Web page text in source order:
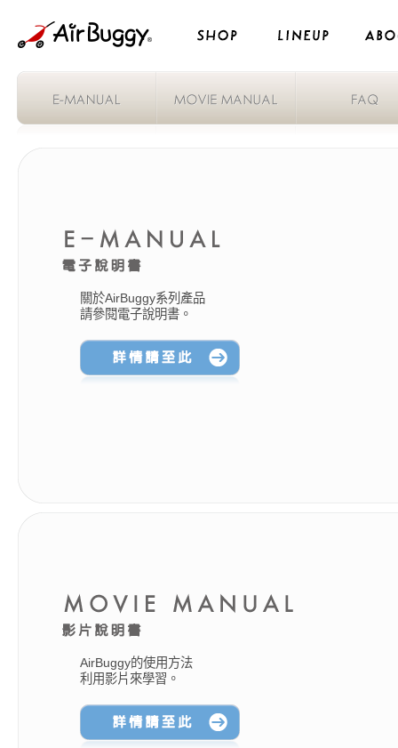
關於AirBuggy系列產品
請參閱電子說明書。
AirBuggy的使用方法
利用影片來學習。